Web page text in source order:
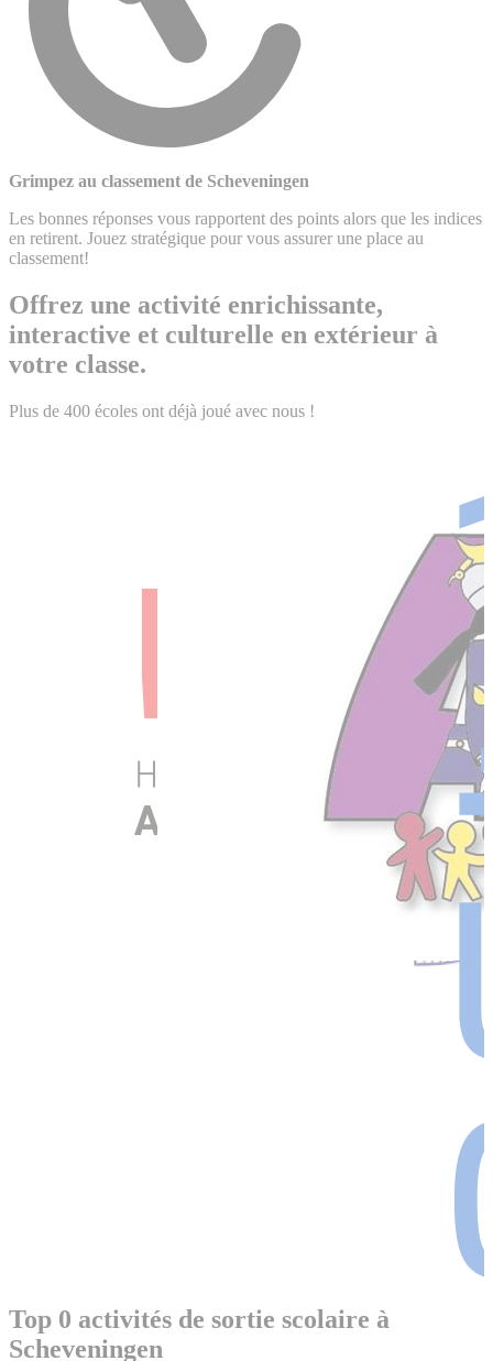
Grimpez au classement de Scheveningen
Les bonnes réponses vous rapportent des points alors que les indices
en retirent. Jouez stratégique pour vous assurer une place au
classement!
Offrez une activité enrichissante,
interactive et culturelle en extérieur à
votre classe.
Plus de 400 écoles ont déjà joué avec nous !
Top 0 activités de sortie scolaire à
Scheveningen